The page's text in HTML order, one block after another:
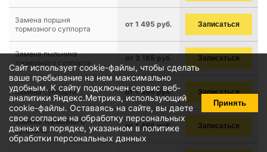
Замена поршня
тормозного суппорта
от 1 495 руб. Записаться
Замена пыльника
тормозного суппорта
от 3 185 руб. Записаться
Замена суппорта от 1 495 руб. Записаться
Замена тормозного
суппорта
от 1 495 руб. Записаться
Сайт использует cookie-файлы, чтобы сделать
ваше пребывание на нем максимально
удобным. К cайту подключен сервис веб-
аналитики Яндекс.Метрика, использующий
cookie-файлы. Оставаясь на сайте, вы даете
свое согласие на обработку персональных
данных в порядке, указанном вполитике
обработки персональных данных
Принять